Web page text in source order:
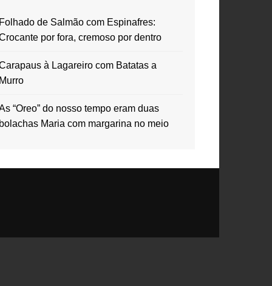
de Salmão com Espinafres:
por fora, cremoso por dentro
à Lagareiro com Batatas a
“Oreo” do nosso tempo eram duas
Maria com margarina no meio